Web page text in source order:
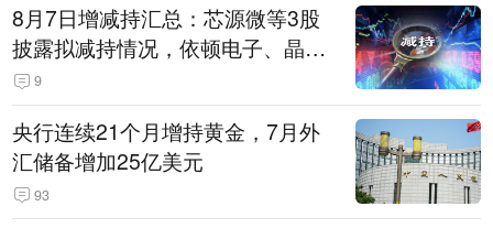
8月7日增减持汇总：芯源微等3股
披露拟减持情况，依顿电子、晶华
微拟增持（表）
9
央行连续21个月增持黄金，7月外
汇储备增加25亿美元
93